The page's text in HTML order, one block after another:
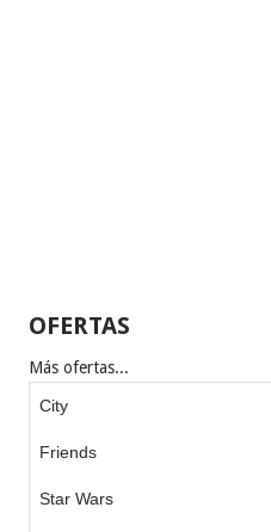
OFERTAS
Más ofertas...
City
Friends
Star Wars